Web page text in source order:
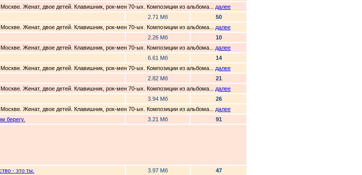
Женат, двое детей. Клавишник, рок-мен 70-ых. Композиции из альбома... далее
2.71 Мб
50
Женат, двое детей. Клавишник, рок-мен 70-ых. Композиции из альбома... далее
2.26 Мб
10
Женат, двое детей. Клавишник, рок-мен 70-ых. Композиции из альбома... далее
6.61 Мб
14
Женат, двое детей. Клавишник, рок-мен 70-ых. Композиции из альбома... далее
2.82 Мб
21
Женат, двое детей. Клавишник, рок-мен 70-ых. Композиции из альбома... далее
3.94 Мб
26
Женат, двое детей. Клавишник, рок-мен 70-ых. Композиции из альбома... далее
берегу. 3.21 Мб
91
- это ты. 3.97 Мб
47